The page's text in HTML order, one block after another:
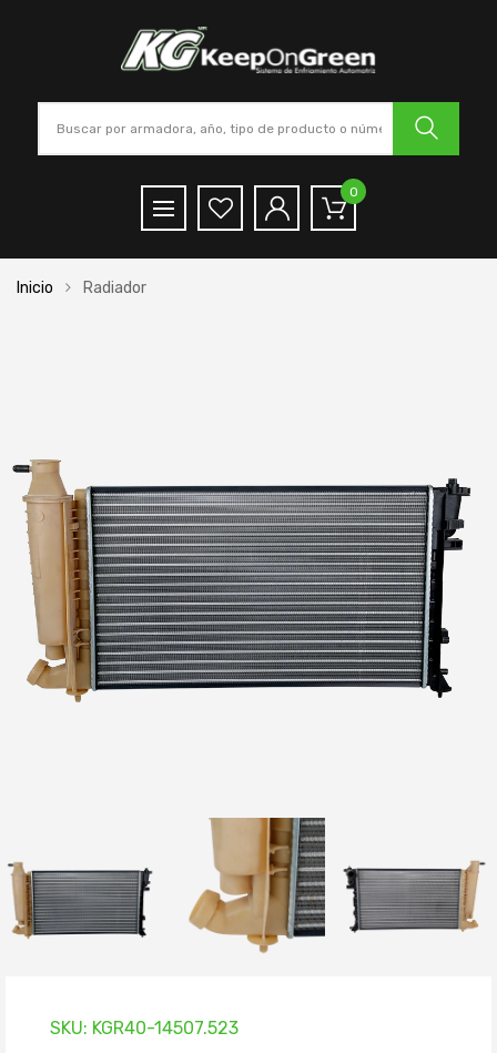
0
Inicio Radiador
SKU: KGR40-14507.523